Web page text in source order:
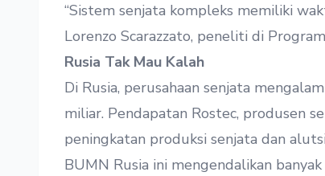
“Sistem senjata kompleks memiliki
Lorenzo Scarazzato, peneliti di
Rusia Tak Mau Kalah
Di Rusia, perusahaan senjata
miliar. Pendapatan Rostec, produsen
peningkatan produksi senjata dan
BUMN Rusia ini mengendalikan